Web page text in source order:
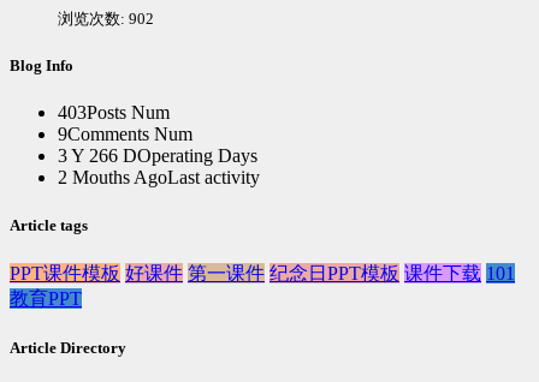
浏览次数: 902
Blog Info
403Posts Num
9Comments Num
3 Y 266 DOperating Days
2 Mouths AgoLast activity
Article tags
PPT课件模板 好课件 第一课件 纪念日PPT模板 课件下载 101
教育PPT
Article Directory